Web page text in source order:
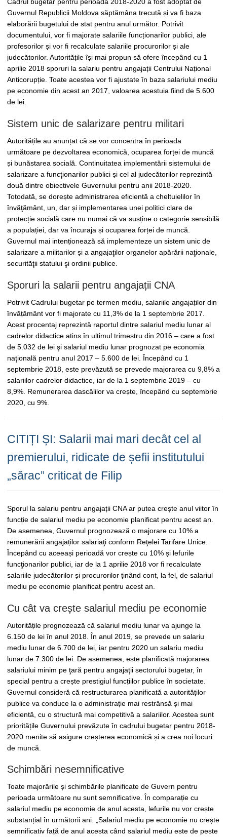
Cadrul bugetar pentru perioada 2018-2020 a fost adoptat de
Guvernul Republicii Moldova săptămâna trecută și va fi baza
elaborării bugetului de stat pentru anul următor. Potrivit
documentului, vor fi majorate salariile funcționarilor publici, ale
profesorilor și vor fi recalculate salariile procurorilor și ale
judecătorilor. Autoritățile își mai propun să ofere începând cu 1
aprilie 2018 sporuri la salariu pentru angajații Centrului Național
Anticorupție. Toate acestea vor fi ajustate în baza salariului mediu
pe economie din acest an 2017, valoarea acestuia fiind de 5.600
de lei.
Sistem unic de salarizare pentru militari
Autoritățile au anunțat că se vor concentra în perioada
următoare pe dezvoltarea economică, ocuparea forței de muncă
și bunăstarea socială. Continuitatea implementării sistemului de
salarizare a funcţionarilor publici și cel al judecătorilor reprezintă
două dintre obiectivele Guvernului pentru anii 2018-2020.
Totodată, se dorește administrarea eficientă a cheltuielilor în
învăţământ, un, dar și implementarea unei politici clare de
protecție socială care nu numai că va susține o categorie sensibilă
a populației, dar va încuraja și ocuparea forței de muncă.
Guvernul mai intenționează să implementeze un sistem unic de
salarizare a militarilor și a angajaţilor organelor apărării naţionale,
securităţii statului şi ordinii publice.
Sporuri la salarii pentru angajații CNA
Potrivit Cadrului bugetar pe termen mediu, salariile angajaților din
învățământ vor fi majorate cu 11,3% de la 1 septembrie 2017.
Acest procentaj reprezintă raportul dintre salariul mediu lunar al
cadrelor didactice atins în ultimul trimestru din 2016 – care a fost
de 5.032 de lei şi salariul mediu lunar prognozat pe economia
naţională pentru anul 2017 – 5.600 de lei. Începând cu 1
septembrie 2018, este prevăzută se prevede majorarea cu 9,8% a
salariilor cadrelor didactice, iar de la 1 septembrie 2019 – cu
8,9%. Remunerarea dascălilor va crește, începând cu septembrie
2020, cu 9%.
CITIȚI ȘI: Salarii mai mari decât cel al
premierului, ridicate de șefii institutului
„sărac” criticat de Filip
Sporul la salariu pentru angajații CNA ar putea crește anul viitor în
funcție de salariul mediu pe economie planificat pentru acest an.
De asemenea, Guvernul prognozează o majorare cu 10% a
remunerării angajaților salariaţi conform Reţelei Tarifare Unice.
Începând cu aceeași perioadă vor crește cu 10% și lefurile
funcţionarilor publici, iar de la 1 aprilie 2018 vor fi recalculate
salariile judecătorilor și procurorilor ținând cont, la fel, de salariul
mediu pe economie planificat pentru acest an.
Cu cât va crește salariul mediu pe economie
Autoritățile prognozează că salariul mediu lunar va ajunge la
6.150 de lei în anul 2018. În anul 2019, se prevede un salariu
mediu lunar de 6.700 de lei, iar pentru 2020 un salariu mediu
lunar de 7.300 de lei. De asemenea, este planificată majorarea
salariului minim pe ţară pentru angajaţii sectorului bugetar, în
special pentru a crește prestigiul funcțiilor publice în societate.
Guvernul consideră că restructurarea planificată a autorităților
publice va conduce la o administrație mai restrânsă și mai
eficientă, cu o structură mai competitivă a salariilor. Acestea sunt
prioritățile Guvernului prevăzute în cadrului bugetar pentru 2018-
2020 menite să asigure creșterea economică și a crea noi locuri
de muncă.
Schimbări nesemnificative
Toate majorările și schimbările planificate de Guvern pentru
perioada următoare nu sunt semnificative. În comparație cu
salariul mediu pe economie de anul acesta, lefurile nu vor crește
substanțial în următorii ani. „Salariul mediu pe economie nu crește
semnificativ față de anul acesta când salariul mediu este de peste